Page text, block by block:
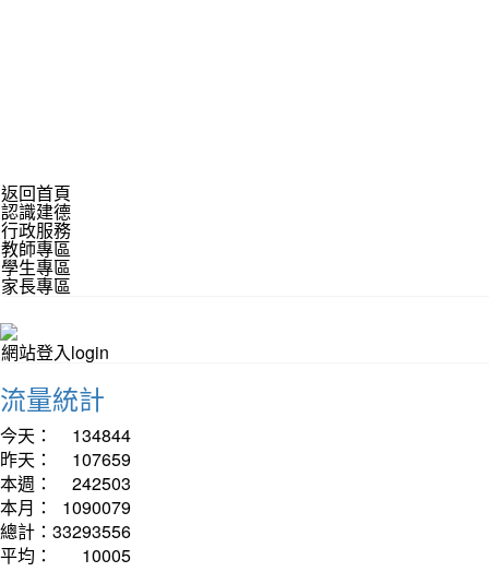
返回首頁
認識建德
行政服務
教師專區
學生專區
家長專區
網站登入login
流量統計
今天：
134844
昨天：
107659
本週：
242503
本月：
1090079
總計： 33293556
平均：
10005